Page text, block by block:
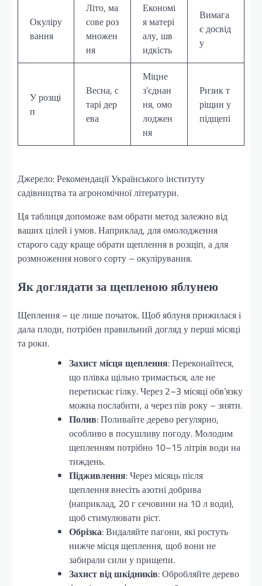
Окуліру
вання
Літо, ма
сове роз
множен
ня
Економі
я матері
алу, шв
идкість
Вимага
є досвід
у
У розщі
п
Весна, с
тарі дер
ева
Міцне
з’єднан
ня, омо
лоджен
ня
Ризик т
ріщин у
підщепі
Джерело: Рекомендації Українського інституту
садівництва та агрономічної літератури.
Ця таблиця допоможе вам обрати метод залежно від
ваших цілей і умов. Наприклад, для омолодження
старого саду краще обрати щеплення в розщіп, а для
розмноження нового сорту – окулірування.
Як доглядати за щепленою яблунею
Щеплення – це лише початок. Щоб яблуня прижилася і
дала плоди, потрібен правильний догляд у перші місяці
та роки.
Захист місця щеплення: Переконайтеся,
що плівка щільно тримається, але не
перетискає гілку. Через 2–3 місяці обв’язку
можна послабити, а через пів року – зняти.
Полив: Поливайте дерево регулярно,
особливо в посушливу погоду. Молодим
щепленням потрібно 10–15 літрів води на
тиждень.
Підживлення: Через місяць після
щеплення внесіть азотні добрива
(наприклад, 20 г сечовини на 10 л води),
щоб стимулювати ріст.
Обрізка: Видаляйте пагони, які ростуть
нижче місця щеплення, щоб вони не
забирали сили у прищепи.
Захист від шкідників: Обробляйте дерево